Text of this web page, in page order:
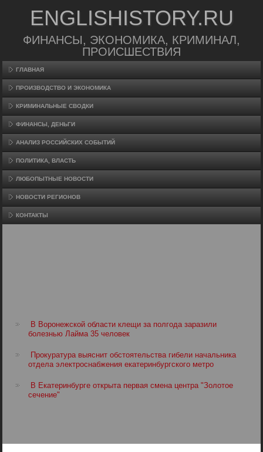
ENGLISHISTORY.RU
ФИНАНСЫ, ЭКОНОМИКА, КРИМИНАЛ,
ПРОИСШЕСТВИЯ
ГЛАВНАЯ
ПРОИЗВΟДСТВО И ЭКОНОМИКА
КРИМИНАЛЬНЫЕ СВОДКИ
ФИНАНСЫ, ДЕНЬГИ
АНАЛИЗ РОССИЙСКИХ СОБЫТИЙ
ПОЛИТИКА, ВЛАСТЬ
ЛЮБОПЫТНЫЕ НОВОСТИ
НОВОСТИ РЕГИОНОВ
КОНТАКТЫ
В Воронежской области клещи за полгода заразили
болезнью Лайма 35 человек
Прокуратура выяснит обстоятельства гибели начальника
отдела электроснабжения екатеринбургского метро
В Екатеринбурге открыта первая смена центра "Золотое
сечение"